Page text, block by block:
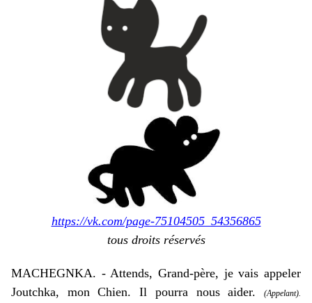
https://vk.com/page-75104505_54356865
tous droits réservés
MACHEGNKA. - Attends, Grand-père, je vais appeler
Joutchka, mon Chien. Il pourra nous aider.
(Appelant).